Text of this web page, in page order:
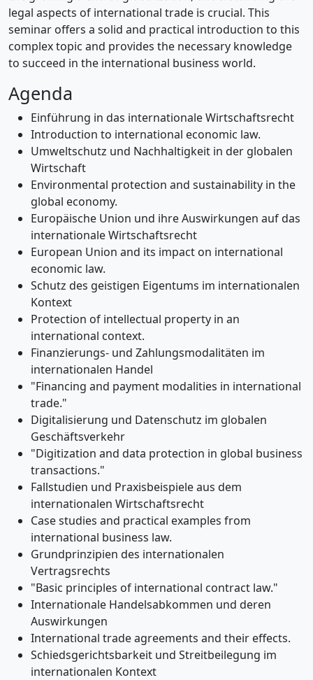
legal aspects of international trade is crucial. This
seminar offers a solid and practical introduction to this
complex topic and provides the necessary knowledge
to succeed in the international business world.
Agenda
Einführung in das internationale Wirtschaftsrecht
Introduction to international economic law.
Umweltschutz und Nachhaltigkeit in der globalen
Wirtschaft
Environmental protection and sustainability in the
global economy.
Europäische Union und ihre Auswirkungen auf das
internationale Wirtschaftsrecht
European Union and its impact on international
economic law.
Schutz des geistigen Eigentums im internationalen
Kontext
Protection of intellectual property in an
international context.
Finanzierungs- und Zahlungsmodalitäten im
internationalen Handel
"Financing and payment modalities in international
trade."
Digitalisierung und Datenschutz im globalen
Geschäftsverkehr
"Digitization and data protection in global business
transactions."
Fallstudien und Praxisbeispiele aus dem
internationalen Wirtschaftsrecht
Case studies and practical examples from
international business law.
Grundprinzipien des internationalen
Vertragsrechts
"Basic principles of international contract law."
Internationale Handelsabkommen und deren
Auswirkungen
International trade agreements and their effects.
Schiedsgerichtsbarkeit und Streitbeilegung im
internationalen Kontext